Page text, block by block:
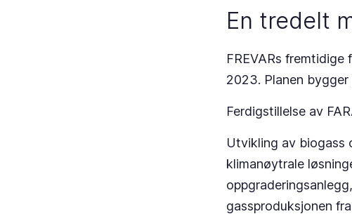
En tredelt
FREVARs
2023. Planen
Ferdigstillelse av
Utvikling av biogass
klimanøytrale
gassproduksjonen